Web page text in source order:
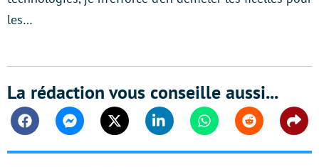
les…
La rédaction vous conseille aussi...
FacebookMessengerTwitter Linkedin WhatsappReddit